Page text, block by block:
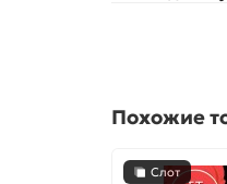
Похожие
Слот